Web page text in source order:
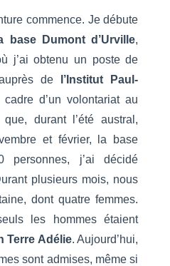
commence. Je débute
base Dumont d’Urville,
j’ai obtenu un poste de
de
l’Institut Paul-
d’un volontariat au
durant l’été austral,
et février, la base
personnes, j’ai décidé
plusieurs mois, nous
dont quatre femmes.
les hommes étaient
Terre Adélie. Aujourd’hui,
sont admises, même si